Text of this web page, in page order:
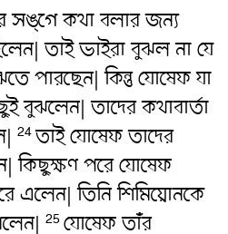
সঙ্গে কথা বলার জন্য
তাই ভাইরা বুঝল না যে
পারছেন| কিন্তু যোষেফ যা
বুঝলেন| তাদের কথাবার্তা
24তাই যোষেফ তাদের
কিছুক্ষণ পরে যোষেফ
এলেন| তিনি শিমিয়োনকে
25 যোষেফ তাঁর